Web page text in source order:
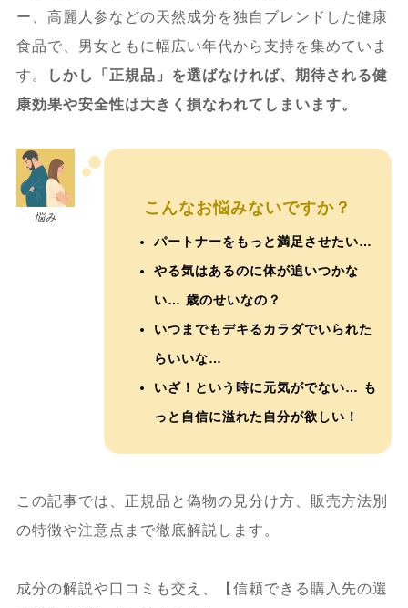
ー、高麗人参などの天然成分を独自ブレンドした健康
食品で、男女ともに幅広い年代から支持を集めていま
す。
しかし「正規品」を選ばなければ、期待される健
康効果や安全性は大きく損なわれてしまいます。
悩み
こんなお悩みないですか？
パートナーをもっと満足させたい…
やる気はあるのに体が追いつかな
い… 歳のせいなの？
いつまでもデキるカラダでいられた
らいいな…
いざ！という時に元気がでない… も
っと自信に溢れた自分が欲しい！
この記事では、正規品と偽物の見分け方、販売方法別
の特徴や注意点まで徹底解説します。
成分の解説や口コミも交え、【信頼できる購入先の選